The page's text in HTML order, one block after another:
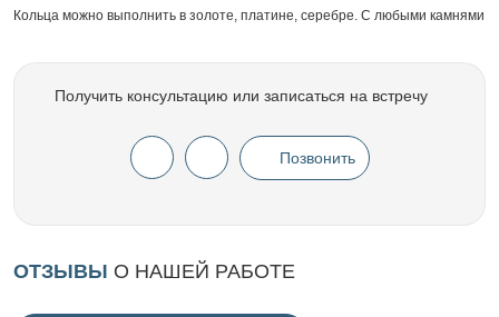
Кольца можно выполнить в золоте, платине, серебре. С любыми камнями
Получить консультацию или записаться на встречу
Позвонить
ОТЗЫВЫ О НАШЕЙ РАБОТЕ